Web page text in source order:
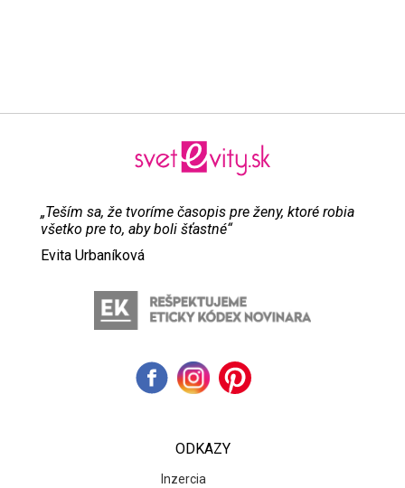
„Teším sa, že tvoríme časopis pre ženy, ktoré robia
všetko pre to, aby boli šťastné“
Evita Urbaníková
ODKAZY
Inzercia